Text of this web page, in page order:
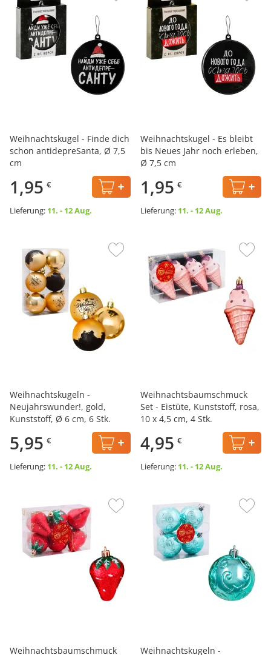
Weihnachtskugel - Finde dich
schon antidepreSanta, Ø 7,5
cm
1,95 €
Lieferung: 11. - 12 Aug.
Weihnachtskugel - Es bleibt
bis Neues Jahr noch erleben,
Ø 7,5 cm
1,95 €
Lieferung: 11. - 12 Aug.
Weihnachtskugeln -
Neujahrswunder!, gold,
Kunststoff, Ø 6 cm, 6 Stk.
5,95 €
Lieferung: 11. - 12 Aug.
Weihnachtsbaumschmuck
Set - Eistüte, Kunststoff, rosa,
10 х 4,5 cm, 4 Stk.
4,95 €
Lieferung: 11. - 12 Aug.
Weihnachtsbaumschmuck Weihnachtskugeln -